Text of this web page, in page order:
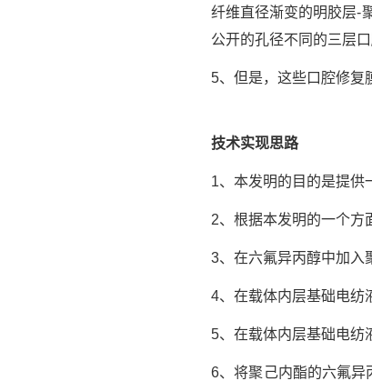
纤维直径渐变的明胶层-
公开的孔径不同的三层口
5、但是，这些口腔修复
技术实现思路
1、本发明的目的是提供
2、根据本发明的一个方
3、在六氟异丙醇中加入
4、在载体内层基础电纺
5、在载体内层基础电纺
6、将聚己内酯的六氟异